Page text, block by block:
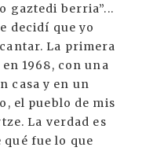
gaztedi berria”...
decidí que yo
La primera
1968, con una
casa y en un
el pueblo de mis
La verdad es
fue lo que